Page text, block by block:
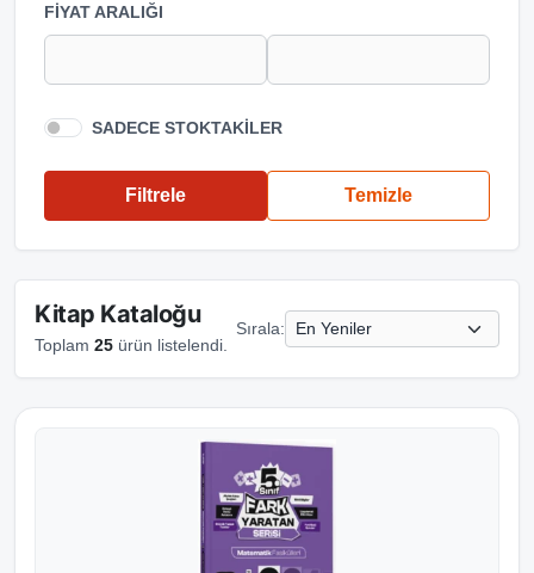
FIYAT ARALIĞI
SADECE STOKTAKILER
Filtrele Temizle
Kitap Kataloğu
Toplam 25 ürün listelendi.
Sırala: